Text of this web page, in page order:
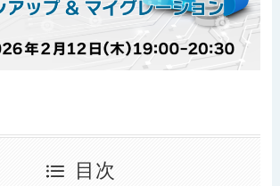
目次